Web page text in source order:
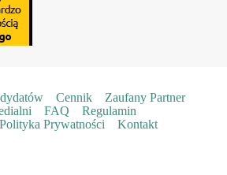
Cennik
Zaufany Partner
FAQ
Regulamin
Polityka Prywatności
Kontakt